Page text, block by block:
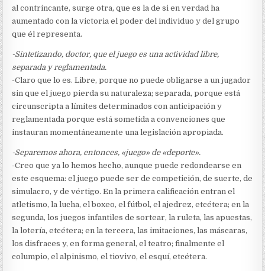
al contrincante, surge otra, que es la de si en verdad ha
aumentado con la victoria el poder del individuo y del grupo
que él representa.
-Sintetizando, doctor, que el juego es una actividad libre,
separada y reglamentada.
-Claro que lo es. Libre, porque no puede obligarse a un jugador
sin que el juego pierda su naturaleza; separada, porque está
circunscripta a límites determinados con anticipación y
reglamentada porque está sometida a convenciones que
instauran momentáneamente una legislación apropiada.
-Separemos ahora, entonces, «juego» de «deporte».
-Creo que ya lo hemos hecho, aunque puede redondearse en
este esquema: el juego puede ser de competición, de suerte, de
simulacro, y de vértigo. En la primera calificación entran el
atletismo, la lucha, el boxeo, el fútbol, el ajedrez, etcétera; en la
segunda, los juegos infantiles de sortear, la ruleta, las apuestas,
la lotería, etcétera; en la tercera, las imitaciones, las máscaras,
los disfraces y, en forma general, el teatro; finalmente el
columpio, el alpinismo, el tiovivo, el esquí, etcétera.